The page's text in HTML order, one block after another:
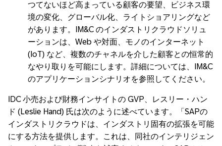
つてないほど高まっている顧客の要望、ビジネス環
境の変化、グローバル化、ライトショアリングなど
があります。IM&C のインダストリクラウドソリュ
ーションは、Web や対面、モノのインターネット
(IoT) など、複数のチャネルを介した顧客との恒常的
なやり取りを可能にします。詳細については、IM&C
のアプリケーションシナリオを参照してください。
IDC 小売および財務インサイトの GVP、レスリー・ハン
ド (Leslie Hand) 氏は次のように述べています。「SAPの
インダストリクラウドは、インダストリ固有の拡張を可能
にする方法を提供します。これは、同社のインテリジェン